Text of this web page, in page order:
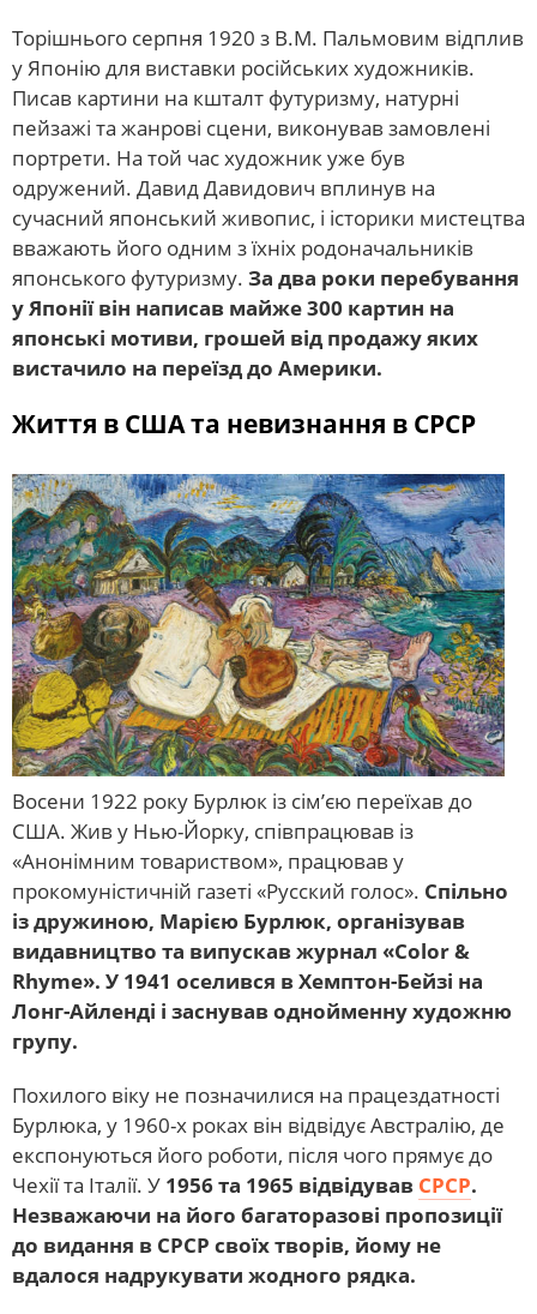
Торішнього серпня 1920 з В.М. Пальмовим відплив
у Японію для виставки російських художників.
Писав картини на кшталт футуризму, натурні
пейзажі та жанрові сцени, виконував замовлені
портрети. На той час художник уже був
одружений. Давид Давидович вплинув на
сучасний японський живопис, і історики мистецтва
вважають його одним з їхніх родоначальників
японського футуризму. За два роки перебування
у Японії він написав майже 300 картин на
японські мотиви, грошей від продажу яких
вистачило на переїзд до Америки.
Життя в США та невизнання в СРСР
Восени 1922 року Бурлюк із сім’єю переїхав до
США. Жив у Нью-Йорку, співпрацював із
«Анонімним товариством», працював у
прокомуністичній газеті «Русский голос». Спільно
із дружиною, Марією Бурлюк, організував
видавництво та випускав журнал «Color &
Rhyme». У 1941 оселився в Хемптон-Бейзі на
Лонг-Айленді і заснував однойменну художню
групу.
Похилого віку не позначилися на працездатності
Бурлюка, у 1960-х роках він відвідує Австралію, де
експонуються його роботи, після чого прямує до
Чехії та Італії. У 1956 та 1965 відвідував СРСР.
Незважаючи на його багаторазові пропозиції
до видання в СРСР своїх творів, йому не
вдалося надрукувати жодного рядка.